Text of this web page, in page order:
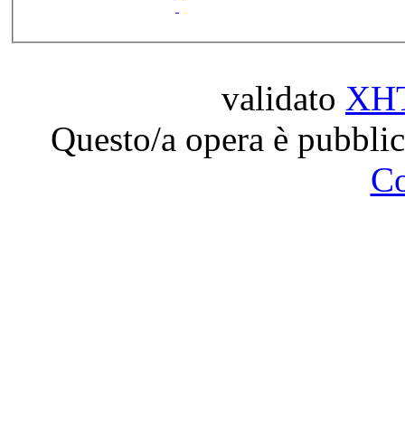
validato
Questo/a opera è